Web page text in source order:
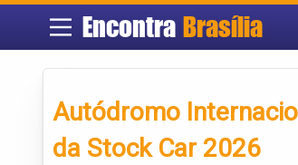
Encontra Brasília
Autódromo
da Stock Car 2026